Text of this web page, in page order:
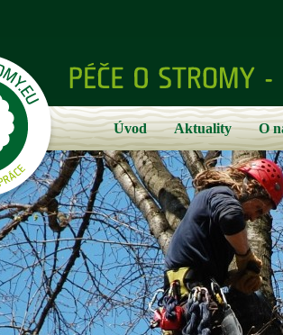
Úvod Aktuality O